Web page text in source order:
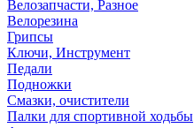
Велозапчасти, Разное
Велорезина
Грипсы
Ключи, Инструмент
Педали
Подножки
Смазки, очистители
Палки для спортивной ходьбы